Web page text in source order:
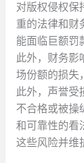
对版权侵权保
重的法律和财
能面临巨额罚
此外，财务影
场份额的损失
此外，声誉受
不合格或被操
和可靠性的看
这些风险并维